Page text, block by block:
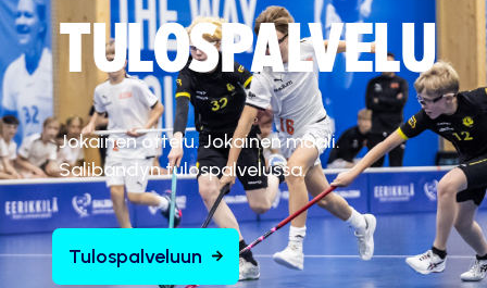
TULOSPALVELU
Jokainen ottelu. Jokainen maali.
Salibandyn tulospalvelussa.
Tulospalveluun